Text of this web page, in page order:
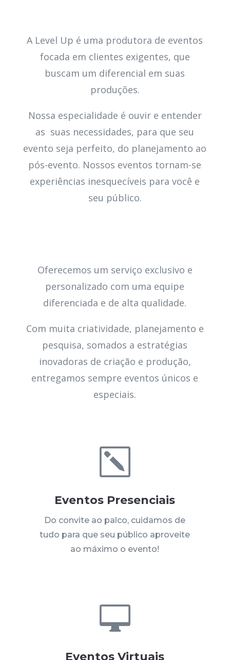
A Level Up é uma produtora de eventos
focada em clientes exigentes, que
buscam um diferencial em suas
produções.
Nossa especialidade é ouvir e entender
as suas necessidades, para que seu
evento seja perfeito, do planejamento ao
pós-evento. Nossos eventos tornam-se
experiências inesquecíveis para você e
seu público.
Oferecemos um serviço exclusivo e
personalizado com uma equipe
diferenciada e de alta qualidade.
Com muita criatividade, planejamento e
pesquisa, somados a estratégias
inovadoras de criação e produção,
entregamos sempre eventos únicos e
especiais.
k
Eventos Presenciais
Do convite ao palco, cuidamos de
tudo para que seu público aproveite
ao máximo o evento!

Eventos Virtuais